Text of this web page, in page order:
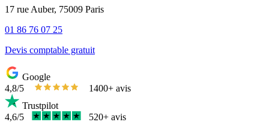
17 rue Auber, 75009 Paris
01 86 76 07 25
Devis comptable gratuit
Google
4,8/5
1400+ avis
Trustpilot
4,6/5
520+ avis